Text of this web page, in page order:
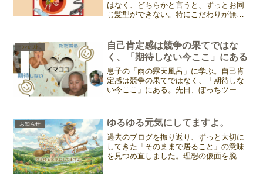
はなく、どちらかと言うと、ずっとお同
じ髪型ができない。特にこだわりが無い
困るんだろうな。どうしたいのかある程
度情報ないと切れないよね。...
つれづれ
自己肯定感は競争の果てではな
く、「期待しない今ここ」にある
息子の「雨の露天風呂」に学ぶ。自己肯
定感は競争の果てではなく、「期待しな
い今ここ」にある。先日、ぼっちツーの
いる中で。笠をかぶって湯船に浸かり、
ぼんやりと空を眺めたそう...
お知らせ ゆるゆる元気にしてますよ。
過去のブログを振り返り、ずっと大切に
してきた「そのままで居ること」の意味
を見つめ直しました。理想の仮面を脱ぎ